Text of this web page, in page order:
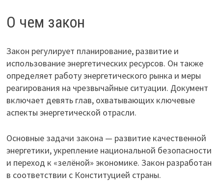
О чем закон
Закон регулирует планирование, развитие и
использование энергетических ресурсов. Он также
определяет работу энергетического рынка и меры
реагирования на чрезвычайные ситуации. Документ
включает девять глав, охватывающих ключевые
аспекты энергетической отрасли.
Основные задачи закона — развитие качественной
энергетики, укрепление национальной безопасности
и переход к «зелёной» экономике. Закон разработан
в соответствии с Конституцией страны.